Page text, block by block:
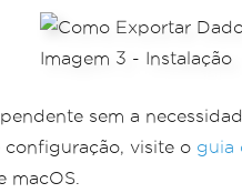
sem a
configuração, visite o guia
macOS.